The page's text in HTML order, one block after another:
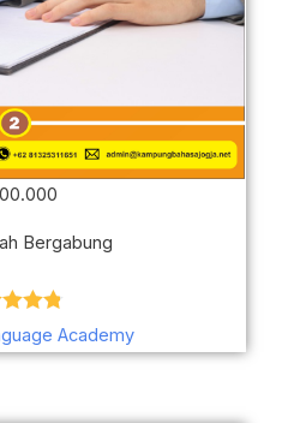
Bergabung
4.78
5
Academy